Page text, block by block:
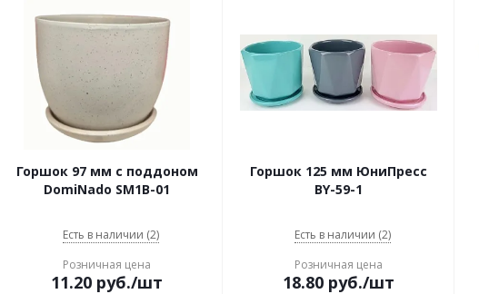
Горшок 97 мм с поддоном
DomiNado SM1B-01
Есть в наличии (2)
Розничная цена
11.20 руб./шт
Горшок 125 мм ЮниПресс
BY-59-1
Есть в наличии (2)
Розничная цена
18.80 руб./шт